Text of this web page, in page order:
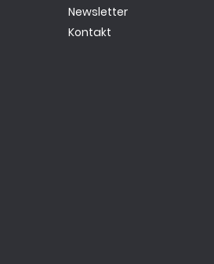
Newsletter
Kontakt